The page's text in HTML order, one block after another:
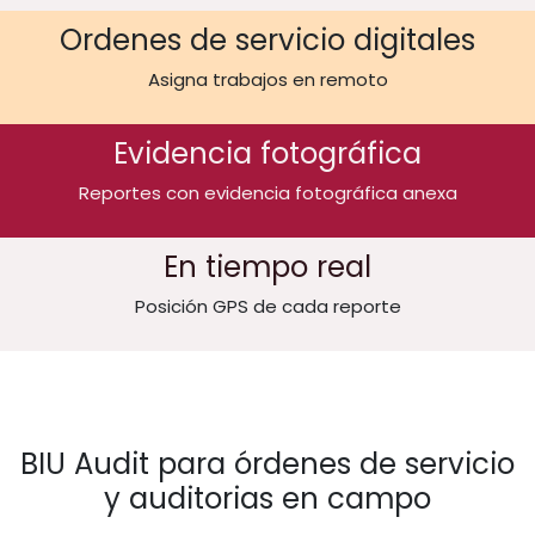
Ordenes de servicio digitales
Asigna trabajos en remoto
Evidencia fotográfica
Reportes con evidencia fotográfica anexa
En tiempo real
Posición GPS de cada reporte
BIU Audit para órdenes de servicio
y auditorias en campo